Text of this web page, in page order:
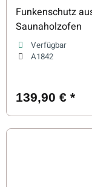
Funkenschutz
Saunaholzofen
Verfügbar
A1842
139,90 € *